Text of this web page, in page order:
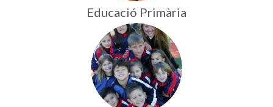
Educació Primària